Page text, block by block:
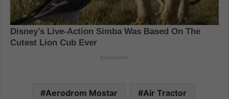
Aerodrom Mostar Air Tractor